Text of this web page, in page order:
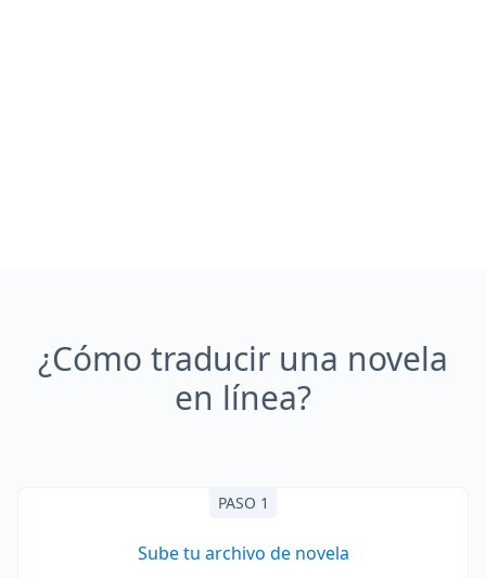
¿Cómo traducir una novela
en línea?
PASO 1
Sube tu archivo de novela